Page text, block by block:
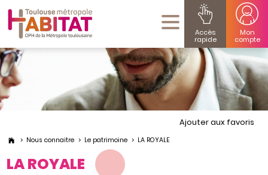
Accès
rapide
Mon
compte
Nous connaitre Le patrimoine LA ROYALE
Ajouter aux favoris
LA ROYALE